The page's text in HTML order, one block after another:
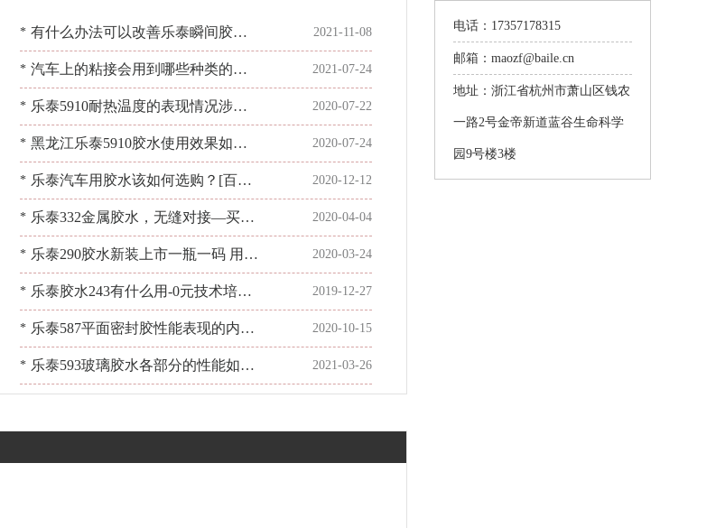
* 有什么办法可以改善乐泰瞬间胶水
的白化反应？[百乐粘胶]
2021-11-08
* 汽车上的粘接会用到哪些种类的乐
泰胶水？[百乐粘胶]
2021-07-24
* 乐泰5910耐热温度的表现情况涉及
到哪些？因地制宜，选对胶水[百乐
粘胶]
2020-07-22
* 黑龙江乐泰5910胶水使用效果如
何？用过说好才是好[百乐粘胶]
2020-07-24
* 乐泰汽车用胶水该如何选购？[百乐
粘胶]提供技术服务
2020-12-12
* 乐泰332金属胶水，无缝对接—买它
买它买它[百乐粘胶]
2020-04-04
* 乐泰290胶水新装上市一瓶一码 用的
更放心,买的更安心[百乐粘胶]
2020-03-24
* 乐泰胶水243有什么用-0元技术培训
厂家有话说[百乐瞬干胶]
2019-12-27
* 乐泰587平面密封胶性能表现的内容
如何？用胶问[百乐粘胶]
2020-10-15
* 乐泰593玻璃胶水各部分的性能如 2021-03-26
电话：17357178315
邮箱：maozf@baile.cn
地址：浙江省杭州市萧山区钱农
一路2号金帝新道蓝谷生命科学
园9号楼3楼